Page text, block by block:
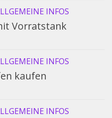
INFOS
Vorratstank
INFOS
kaufen
INFOS